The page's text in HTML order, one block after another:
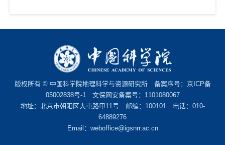
版权所有 © 中国科学院地理科学与资源研究所 备案序号： 京ICP备
05002838号-1文保网安备案号：1101080067
地址：北京市朝阳区大屯路甲11号 邮编：100101 电话：010-
64889276
Email： weboffice@igsnrr.ac.cn